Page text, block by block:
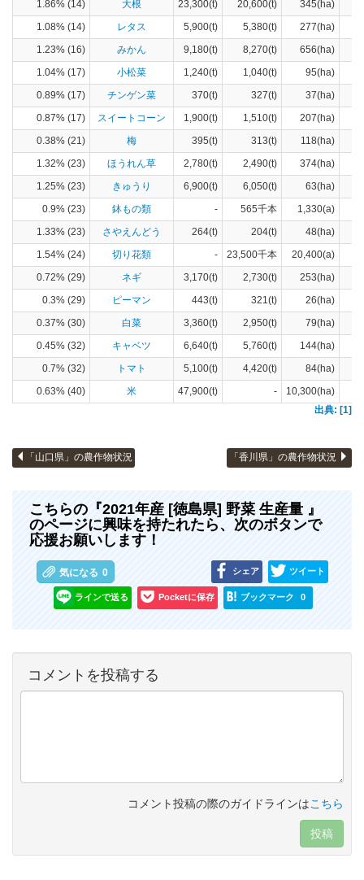
1.86% (14)
大根 23,300(t) 20,600(t)
345(ha)
1.08% (14)
レタス 5,900(t) 5,380(t)
277(ha)
1.23% (16)
みかん 9,180(t) 8,270(t)
656(ha)
1.04% (17)
小松菜 1,240(t) 1,040(t)
95(ha)
0.89% (17)
チンゲン菜 370(t) 327(t)
37(ha)
0.87% (17)
スイートコーン 1,900(t) 1,510(t)
207(ha)
0.38% (21)
梅 395(t) 313(t)
118(ha)
1.32% (23)
ほうれん草 2,780(t) 2,490(t)
374(ha)
1.25% (23)
きゅうり 6,900(t) 6,050(t)
63(ha)
0.9% (23)
鉢もの類 - 565千本
1,330(a)
1.33% (23)
さやえんどう 264(t) 204(t)
48(ha)
1.54% (24)
切り花類 - 23,500千本
20,400(a)
0.72% (29)
ネギ 3,170(t) 2,730(t)
253(ha)
0.3% (29)
ピーマン 443(t) 321(t)
26(ha)
0.37% (30)
白菜 3,360(t) 2,950(t)
79(ha)
0.45% (32)
キャベツ 6,640(t) 5,760(t)
144(ha)
0.7% (32)
トマト 5,100(t) 4,420(t)
84(ha)
0.63% (40)
米 47,900(t) -
10,300(ha)
出典: [1]
「山口県」の農作物状況 「香川県」の農作物状況
こちらの『2021年産 [徳島県] 野菜 生産量 』
のページに興味を持たれたら、次のボタンで
応援お願いします！
気になる 0 シェア ツイート
ラインで送る Pocketに保存 ブックマーク 0
コメントを投稿する
コメント投稿の際のガイドラインはこちら
投稿